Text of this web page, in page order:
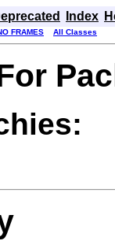
Index
FRAMES All Classes